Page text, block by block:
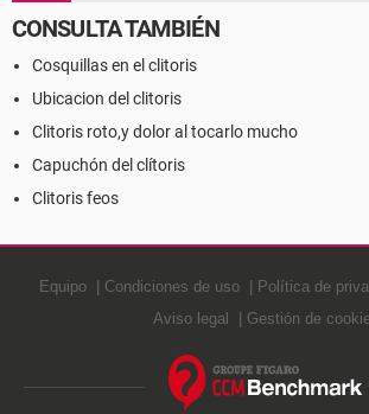
CONSULTA TAMBIÉN
Cosquillas en el clitoris
Ubicacion del clitoris
Clitoris roto,y dolor al tocarlo mucho
Capuchón del clítoris
Clitoris feos
Equipo Condiciones de uso Política de
Aviso legal
Gestión de